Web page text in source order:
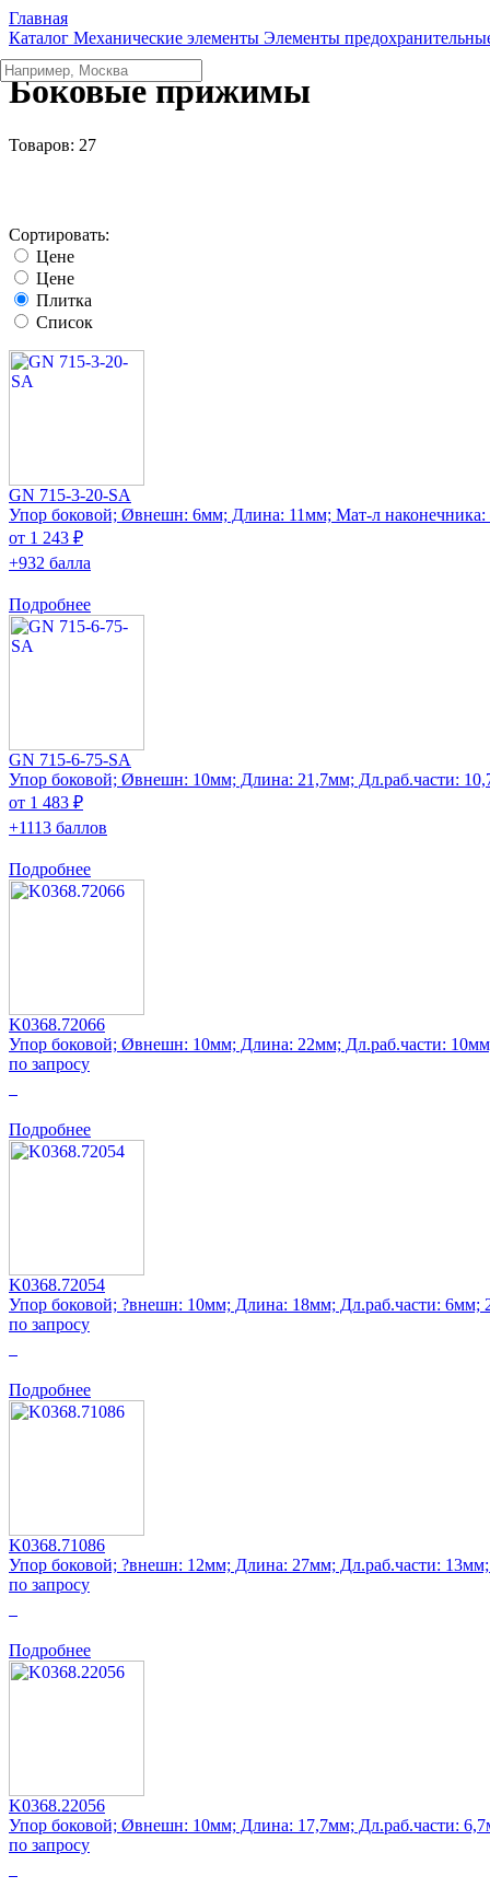
Главная
Каталог Механические элементы Элементы
Боковые прижимы
Товаров: 27
Сортировать:
Цене
Цене
Плитка
Список
GN 715-3-20-SA
Упор боковой; Øвнешн: 6мм; Длина: 11мм; Мат-л наконечника:
от 1 243 ₽
+932 балла
Подробнее
GN 715-6-75-SA
Упор боковой; Øвнешн: 10мм; Длина: 21,7мм; Дл.раб.части:
от 1 483 ₽
+1113 баллов
Подробнее
K0368.72066
Упор боковой; Øвнешн: 10мм; Длина: 22мм; Дл.раб.части:
по запросу
Подробнее
K0368.72054
Упор боковой; ?внешн: 10мм; Длина: 18мм; Дл.раб.части: 6мм;
по запросу
Подробнее
K0368.71086
Упор боковой; ?внешн: 12мм; Длина: 27мм; Дл.раб.части:
по запросу
Подробнее
K0368.22056
Упор боковой; Øвнешн: 10мм; Длина: 17,7мм; Дл.раб.части:
по запросу